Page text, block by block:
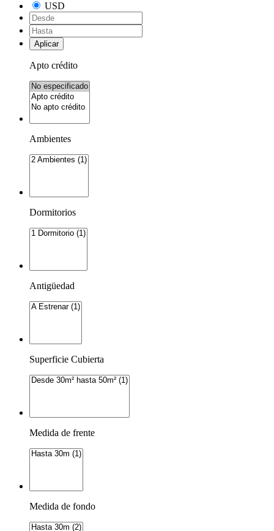
USD
Aplicar
Apto crédito
Ambientes
Dormitorios
Antigüedad
Superficie Cubierta
Medida de frente
Medida de fondo